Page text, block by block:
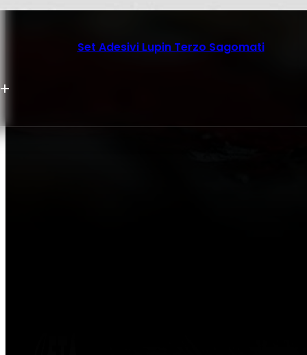
Set Adesivi Lupin Terzo Sagomati